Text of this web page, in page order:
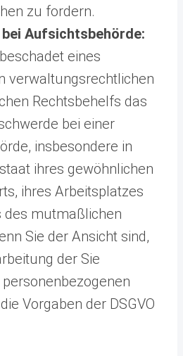
zu fordern.
Aufsichtsbehörde:
eines
verwaltungsrechtlichen
Rechtsbehelfs das
bei einer
insbesondere in
ihres gewöhnlichen
ihres Arbeitsplatzes
des mutmaßlichen
Sie der Ansicht sind,
der Sie
Vorgaben der DSGVO